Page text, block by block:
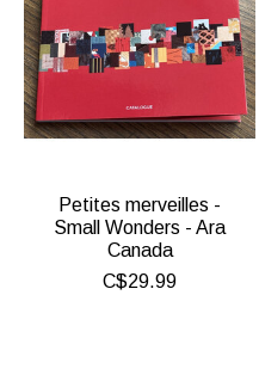
Petites merveilles -
Small Wonders - Ara
Canada
C$29.99